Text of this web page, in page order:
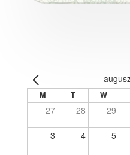
M T W
27 28 29
3 4 5